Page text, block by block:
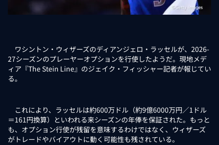
ワシントン・ウィザーズのディアンジェロ・ラッセルが、2026-
27シーズンのプレーヤーオプションを行使したようだ。現地メデ
ィア『The Stein Line』のジェイク・フィッシャー記者が報じてい
る。
これにより、ラッセルは約600万ドル（約9億6000万円／1ドル
＝161円換算）といわれる来シーズンの年俸を保証された。もっと
も、オプション行使が残留を意味するわけではなく、ウィザーズ
がトレードやバイアウトに動く可能性も残されている。